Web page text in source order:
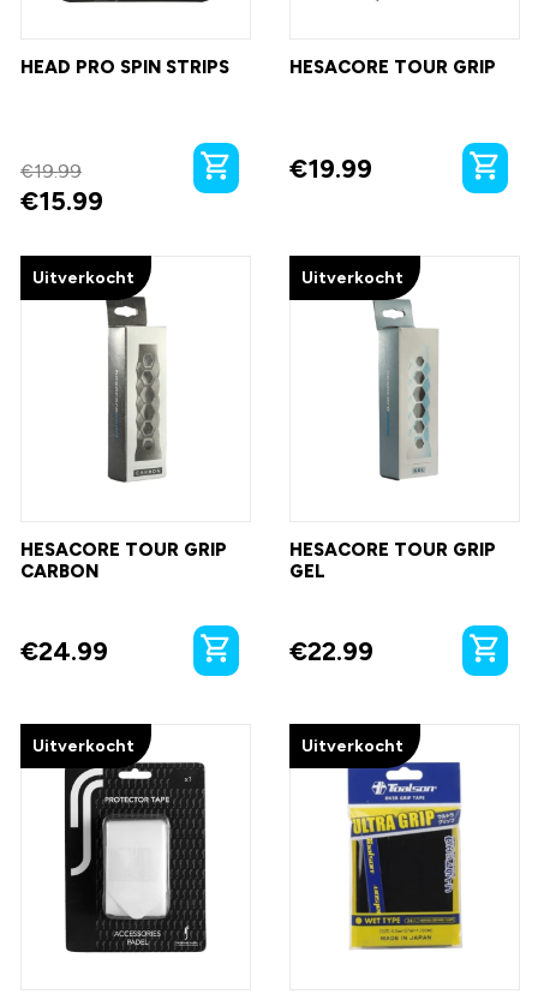
HEAD PRO SPIN STRIPS
€19.99
€15.99
HESACORE TOUR GRIP
€19.99
Uitverkocht
HESACORE TOUR GRIP
CARBON
€24.99
Uitverkocht
HESACORE TOUR GRIP
GEL
€22.99
Uitverkocht Uitverkocht